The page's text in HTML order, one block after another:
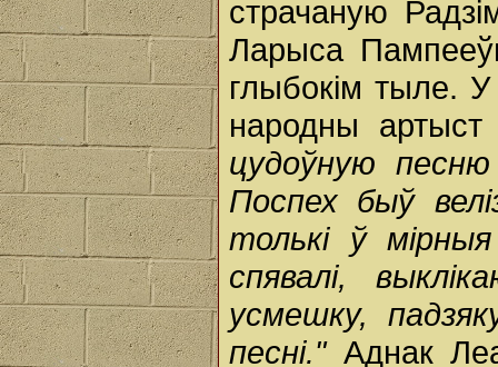
страчаную
Ларыса
глыбокім тыле.
народны
цудоўную
Поспех быў
толькі ў
спявалі,
усмешку,
песні."Аднак